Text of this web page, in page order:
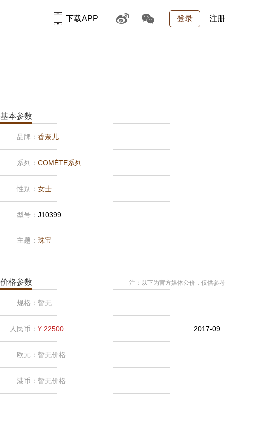
登录 注册
下载APP
基本参数
品牌： 香奈儿
系列： COMÈTE系列
性别： 女士
型号： J10399
主题： 珠宝
价格参数 注：以下为官方媒体公价，仅供参考
规格： 暂无
人民币： ¥ 22500 2017-09
欧元： 暂无价格
港币： 暂无价格